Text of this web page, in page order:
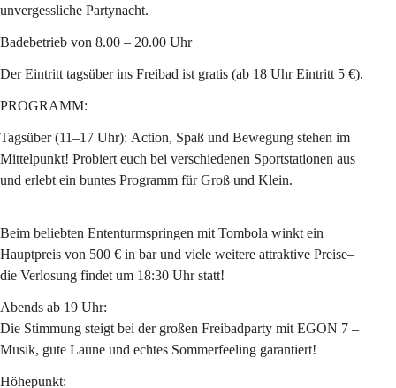
unvergessliche Partynacht.
Badebetrieb von 8.00 – 20.00 Uhr
Der Eintritt tagsüber ins Freibad ist gratis (ab 18 Uhr Eintritt 5 €).
PROGRAMM:
Tagsüber (11–17 Uhr): Action, Spaß und Bewegung stehen im
Mittelpunkt! Probiert euch bei verschiedenen Sportstationen aus
und erlebt ein buntes Programm für Groß und Klein.
Beim beliebten Ententurmspringen mit Tombola winkt ein
Hauptpreis von 500 € in bar und viele weitere attraktive Preise–
die Verlosung findet um 18:30 Uhr statt!
Abends ab 19 Uhr:
Die Stimmung steigt bei der großen Freibadparty mit EGON 7 –
Musik, gute Laune und echtes Sommerfeeling garantiert!
Höhepunkt: